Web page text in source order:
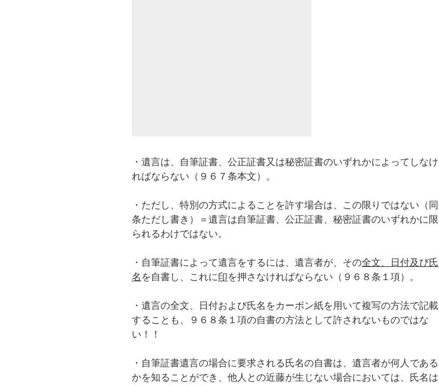
・遺言は、自筆証書、公正証書又は秘密証書のいずれかによってしなけ
ればならない（９６７条本文）。
・ただし、特別の方式によることを許す場合は、この限りではない（同
条ただし書き）＝遺言は自筆証書、公正証書、秘密証書のいずれかに限
られるわけではない。
・自筆証書によって遺言をするには、遺言者が、その全文、日付及び氏
名 を自書し、これに印を押さなければならない（９６８条１項）。
・遺言の全文、日付および氏名をカーボン紙を用いて複写の方法で記載
することも、９６８条１項の自書の方法として許されないものではな
い！！
・自筆証書遺言の場合に要求される氏名の自書は、遺言者が何人である
かを知ることができ、他人との近藤が生じない場合においては、氏名は